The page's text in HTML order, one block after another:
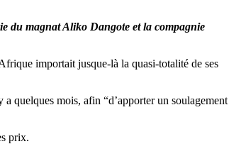
du magnat Aliko Dangote et la compagnie
importait jusque-là la quasi-totalité de ses
quelques mois, afin “d’apporter un soulagement
prix.